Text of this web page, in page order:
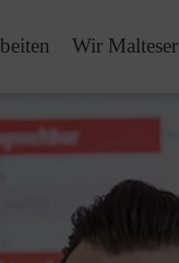
Wir Malteser